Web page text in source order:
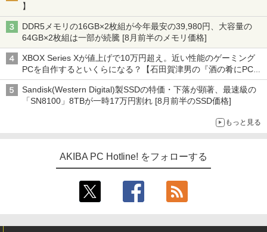
】
DDR5メモリの16GB×2枚組が今年最安の39,980円、大容量の
64GB×2枚組は一部が続騰 [8月前半のメモリ価格]
XBOX Series Xが値上げで10万円超え。近い性能のゲーミング
PCを自作するといくらになる？【石田賀津男の『酒の肴にPCゲ
ーム』】
Sandisk(Western Digital)製SSDの特価・下落が顕著、最速級の
「SN8100」8TBが一時17万円割れ [8月前半のSSD価格]
もっと見る
AKIBA PC Hotline! をフォローする